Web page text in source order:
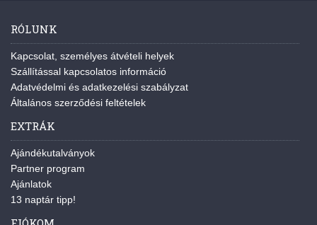
RÓLUNK
Kapcsolat, személyes átvételi helyek
Szállítással kapcsolatos információ
Adatvédelmi és adatkezelési szabályzat
Általános szerződési feltételek
EXTRÁK
Ajándékutalványok
Partner program
Ajánlatok
13 naptár tipp!